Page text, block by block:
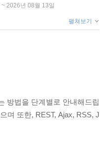
2026년 08월 13일
펼쳐보기
방법을 단계별로 안내해드립
며 또한, REST, Ajax, RSS, J